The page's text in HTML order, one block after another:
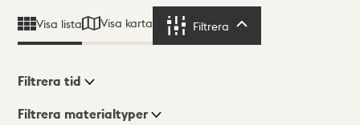
Visa lista Visa karta Filtrera
Visningsläge
Filtrera tid
Filtrera materialtyper